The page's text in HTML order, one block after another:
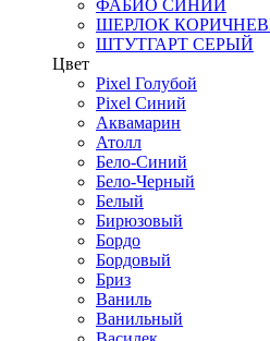
ФАБИО СИНИЙ
ШЕРЛОК
ШТУТГАРТ СЕРЫЙ
Цвет
Pixel Голубой
Pixel Синий
Аквамарин
Атолл
Бело-Синий
Бело-Черный
Белый
Бирюзовый
Бордо
Бордовый
Бриз
Ваниль
Ванильный